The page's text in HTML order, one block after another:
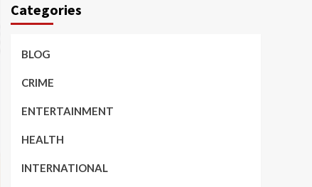
Categories
BLOG
CRIME
ENTERTAINMENT
HEALTH
INTERNATIONAL